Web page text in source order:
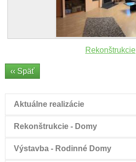
Rekonštrukcie
‹‹ Späť
Aktuálne realizácie
Rekonštrukcie - Domy
Výstavba - Rodinné Domy